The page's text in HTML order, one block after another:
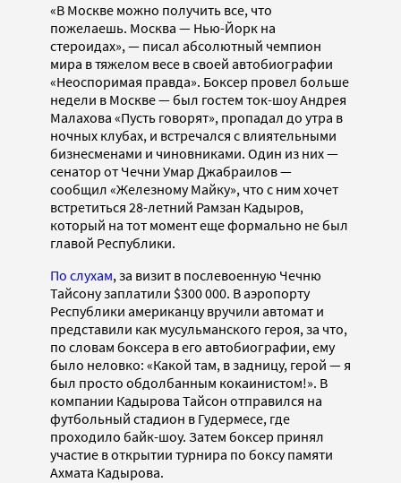
«В Москве можно получить все, что
пожелаешь. Москва — Нью-Йорк на
стероидах», — писал абсолютный чемпион
мира в тяжелом весе в своей автобиографии
«Неоспоримая правда». Боксер провел больше
недели в Москве — был гостем ток-шоу Андрея
Малахова «Пусть говорят», пропадал до утра в
ночных клубах, и встречался с влиятельными
бизнесменами и чиновниками. Один из них —
сенатор от Чечни Умар Джабраилов —
сообщил «Железному Майку», что с ним хочет
встретиться 28-летний Рамзан Кадыров,
который на тот момент еще формально не был
главой Республики.
По слухам, за визит в послевоенную Чечню
Тайсону заплатили $300 000. В аэропорту
Республики американцу вручили автомат и
представили как мусульманского героя, за что,
по словам боксера в его автобиографии, ему
было неловко: «Какой там, в задницу, герой — я
был просто обдолбанным кокаинистом!». В
компании Кадырова Тайсон отправился на
футбольный стадион в Гудермесе, где
проходило байк-шоу. Затем боксер принял
участие в открытии турнира по боксу памяти
Ахмата Кадырова.